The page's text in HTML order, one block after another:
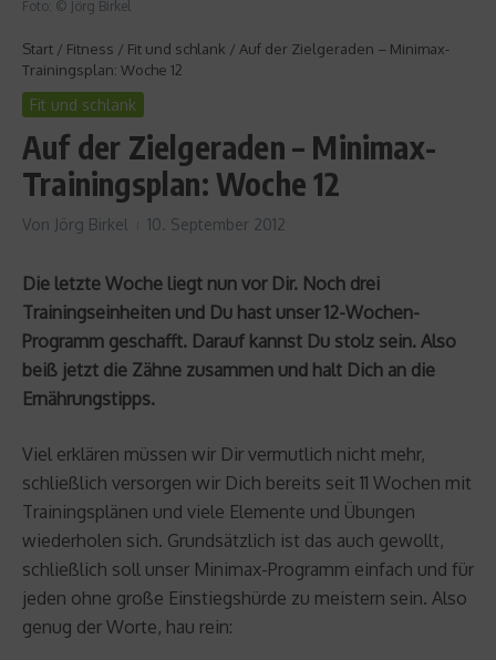
Foto: © Jörg Birkel
Start / Fitness / Fit und schlank / Auf der Zielgeraden – Minimax-
Trainingsplan: Woche 12
Fit und schlank
Auf der Zielgeraden – Minimax-
Trainingsplan: Woche 12
Von Jörg Birkel 10. September 2012
Die letzte Woche liegt nun vor Dir. Noch drei
Trainingseinheiten und Du hast unser 12-Wochen-
Programm geschafft. Darauf kannst Du stolz sein. Also
beiß jetzt die Zähne zusammen und halt Dich an die
Ernährungstipps.
Viel erklären müssen wir Dir vermutlich nicht mehr,
schließlich versorgen wir Dich bereits seit 11 Wochen mit
Trainingsplänen und viele Elemente und Übungen
wiederholen sich. Grundsätzlich ist das auch gewollt,
schließlich soll unser Minimax-Programm einfach und für
jeden ohne große Einstiegshürde zu meistern sein. Also
genug der Worte, hau rein: